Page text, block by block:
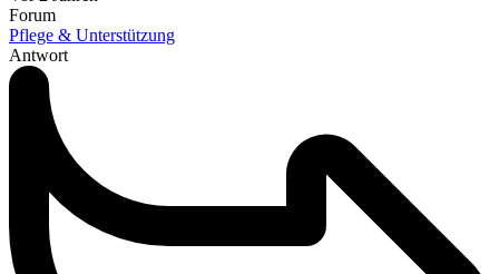
Forum
Pflege & Unterstützung
Antwort